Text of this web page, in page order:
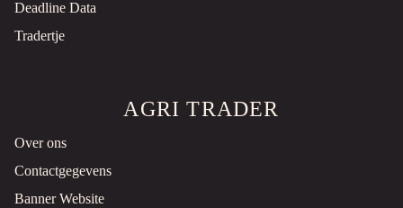
Deadline Data
Tradertje
AGRI TRADER
Over ons
Contactgegevens
Banner Website